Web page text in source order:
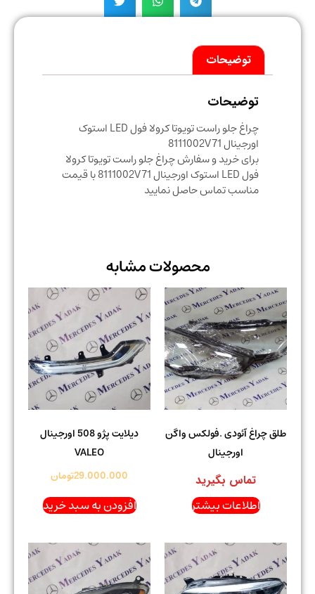
توضیحات
توضیحات
چراغ جلو راست تویوتا کرولا فول LED استوک
اورجینال 8111002V71
برای خرید و سفارش چراغ جلو راست تویوتا کرولا
فول LED استوک اورجینال 8111002V71 با قیمت
مناسب تماس حاصل نمایید
محصولات مشابه
طلق چراغ آئودی .فولکس واگن
اورجینال
تماس بگیرید
اطلاعات بیشتر
دیلایت پژو 508 اورجینال
VALEO
29.000.000تومان
افزودن به سبد خرید